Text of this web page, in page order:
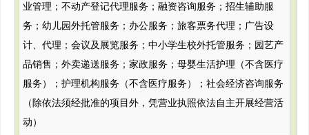
业管理；不动产登记代理服务；融资咨询服务；招生辅助服
务；幼儿园外托管服务；办公服务；旅客票务代理；广告设
计、代理；会议及展览服务；中小学生校外托管服务；园艺产
品销售；外卖递送服务；家政服务；母婴生活护理（不含医疗
服务）；护理机构服务（不含医疗服务）；社会经济咨询服务
（除依法须经批准的项目外，凭营业执照依法自主开展经营活
动）